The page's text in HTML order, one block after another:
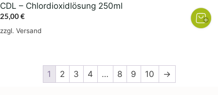
CDL – Chlordioxidlösung 250ml
25,00€
zzgl. Versand
1 2 3 4 … 8 9 10 →